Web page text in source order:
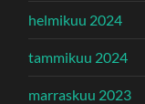
helmikuu 2024
tammikuu 2024
marraskuu 2023